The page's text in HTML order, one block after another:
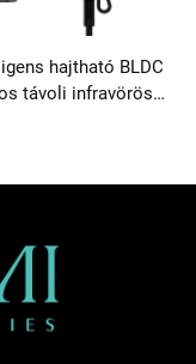
hajtható BLDC
távoli infravörös